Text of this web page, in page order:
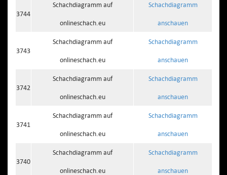
3744
Schachdiagramm auf
onlineschach.eu
Schachdiagramm
anschauen
3743
Schachdiagramm auf
onlineschach.eu
Schachdiagramm
anschauen
3742
Schachdiagramm auf
onlineschach.eu
Schachdiagramm
anschauen
3741
Schachdiagramm auf
onlineschach.eu
Schachdiagramm
anschauen
3740
Schachdiagramm auf
onlineschach.eu
Schachdiagramm
anschauen